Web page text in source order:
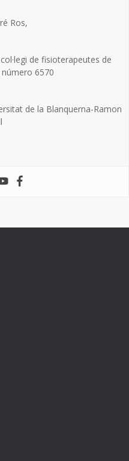
Ros,
de fisioterapeutes de
6570
de la Blanquerna-Ramon